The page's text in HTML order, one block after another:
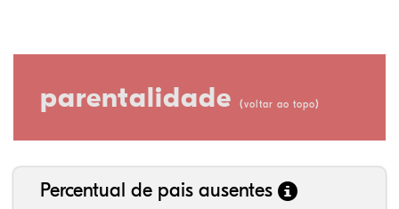
parentalidade (voltar ao topo)
Percentual de pais ausentes